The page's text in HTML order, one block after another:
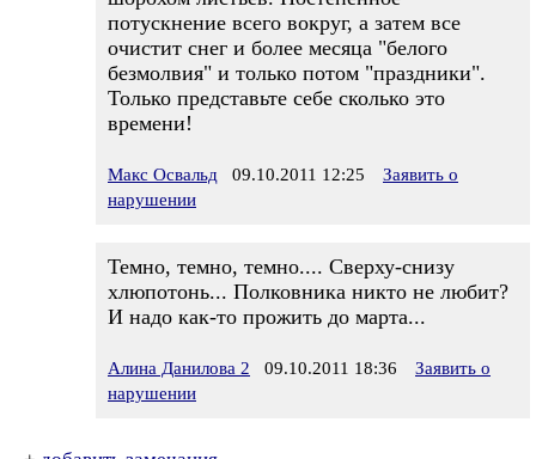
потускнение всего вокруг, а затем все
очистит снег и более месяца "белого
безмолвия" и только потом "праздники".
Только представьте себе сколько это
времени!
Макс Освальд 09.10.2011 12:25
Заявить о
нарушении
Темно, темно, темно.... Сверху-снизу
хлюпотонь... Полковника никто не любит?
И надо как-то прожить до марта...
Алина Данилова 2 09.10.2011 18:36
Заявить о
нарушении